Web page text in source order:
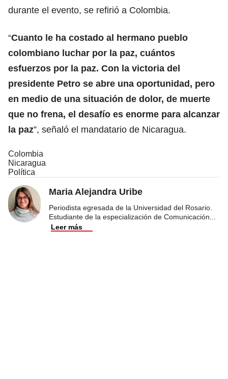
durante el evento, se refirió a Colombia.
“Cuanto le ha costado al hermano pueblo
colombiano luchar por la paz, cuántos
esfuerzos por la paz. Con la victoria del
presidente Petro se abre una oportunidad, pero
en medio de una situación de dolor, de muerte
que no frena, el desafío es enorme para alcanzar
la paz”, señaló el mandatario de Nicaragua.
Colombia
Nicaragua
Política
Maria Alejandra Uribe
Periodista egresada de la Universidad del Rosario.
Estudiante de la especialización de Comunicación
Leer más